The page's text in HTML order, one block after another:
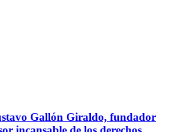
Gallón Giraldo, fundador